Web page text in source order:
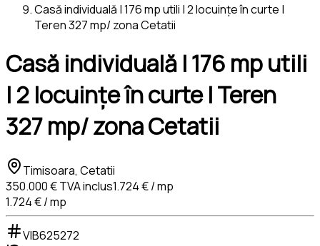
Casă individuală | 176 mp utili | 2 locuințe în curte |
Teren 327 mp/ zona Cetatii
Casă individuală | 176 mp utili
| 2 locuințe în curte | Teren
327 mp/ zona Cetatii
Timisoara, Cetatii
350.000 €TVA inclus1.724 € / mp
1.724 € / mp
VIB625272